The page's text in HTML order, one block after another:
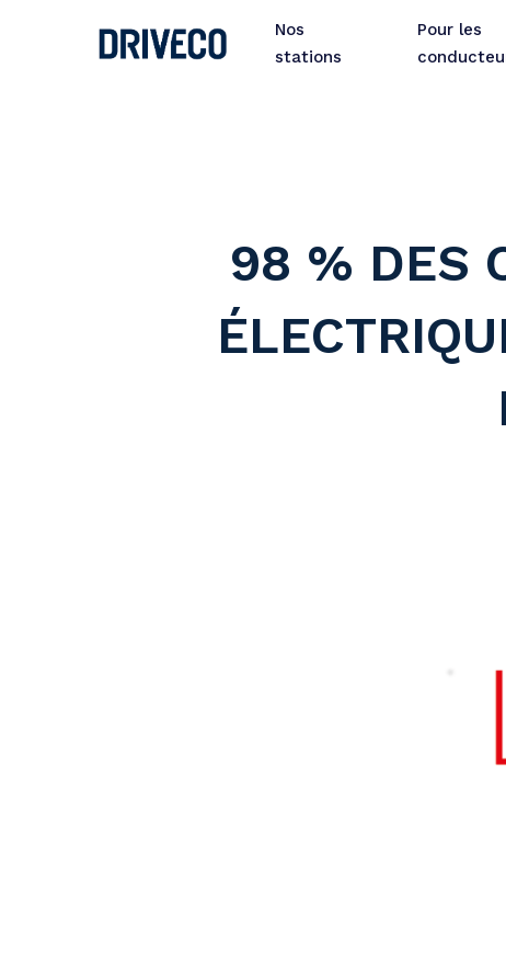
Nos
stations
Pour les
98 % DES